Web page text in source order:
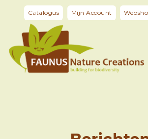
Catalogus Mijn Account